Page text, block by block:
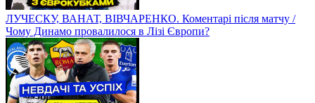
ЛУЧЕСКУ, ВАНАТ, ВІВЧАРЕНКО. Коментарі після матчу /
Чому Динамо провалилося в Лізі Європи?